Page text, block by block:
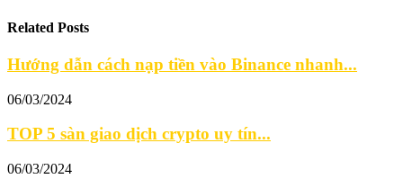
Related Posts
Hướng dẫn cách nạp tiền vào Binance nhanh...
06/03/2024
TOP 5 sàn giao dịch crypto uy tín...
06/03/2024